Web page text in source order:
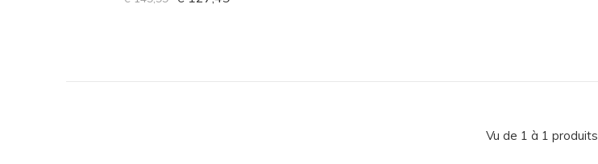
Vu de 1 à 1 produits